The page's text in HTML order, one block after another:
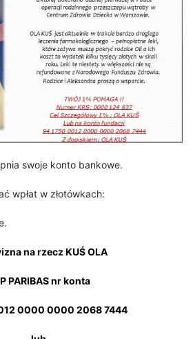
swoje konto bankowe.
wpłat w złotówkach:
na rzecz KUŚ OLA
PARIBAS nr konta
0000 0000 2068 7444